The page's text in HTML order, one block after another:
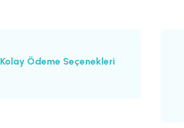
Kolay Ödeme Seçenekleri